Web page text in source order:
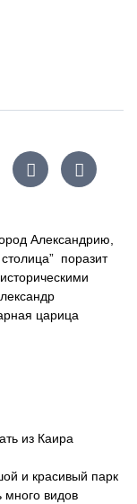
Александрию,
поразит
царица
из Каира
и красивый парк
много видов